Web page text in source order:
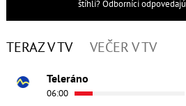
štíhli? Odborníci odpovedajú
TERAZ V TV VEČER V TV
Teleráno
06:00